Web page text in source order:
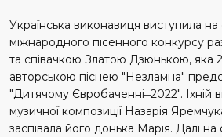
Українська виконавиця виступила на
міжнародного пісенного конкурсу
та співачкою Златою Дзюнькою, яка
авторською піснею "Незламна"
"Дитячому Євробаченні–2022". Їхній
музичної композиції Назарія
заспівала його донька Марія. Далі на